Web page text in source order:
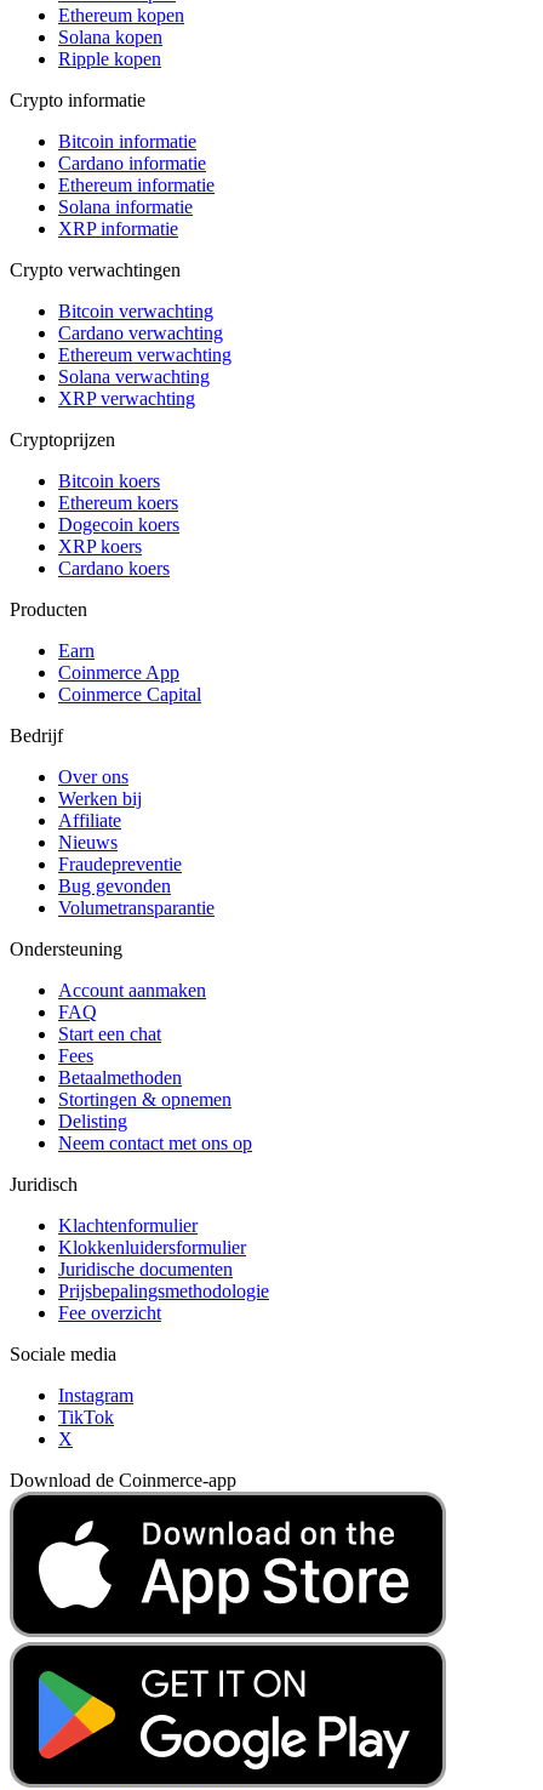
Ethereum kopen
Solana kopen
Ripple kopen
Crypto informatie
Bitcoin informatie
Cardano informatie
Ethereum informatie
Solana informatie
XRP informatie
Crypto verwachtingen
Bitcoin verwachting
Cardano verwachting
Ethereum verwachting
Solana verwachting
XRP verwachting
Cryptoprijzen
Bitcoin koers
Ethereum koers
Dogecoin koers
XRP koers
Cardano koers
Producten
Earn
Coinmerce App
Coinmerce Capital
Bedrijf
Over ons
Werken bij
Affiliate
Nieuws
Fraudepreventie
Bug gevonden
Volumetransparantie
Ondersteuning
Account aanmaken
FAQ
Start een chat
Fees
Betaalmethoden
Stortingen & opnemen
Delisting
Neem contact met ons op
Juridisch
Klachtenformulier
Klokkenluidersformulier
Juridische documenten
Prijsbepalingsmethodologie
Fee overzicht
Sociale media
Instagram
TikTok
X
Download de Coinmerce-app